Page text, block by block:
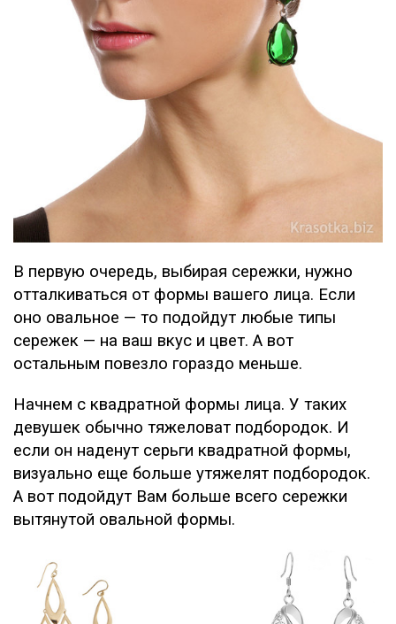
В первую очередь, выбирая сережки, нужно
отталкиваться от формы вашего лица. Если
оно овальное — то подойдут любые типы
сережек — на ваш вкус и цвет. А вот
остальным повезло гораздо меньше.
Начнем с квадратной формы лица. У таких
девушек обычно тяжеловат подбородок. И
если он наденут серьги квадратной формы,
визуально еще больше утяжелят подбородок.
А вот подойдут Вам больше всего сережки
вытянутой овальной формы.